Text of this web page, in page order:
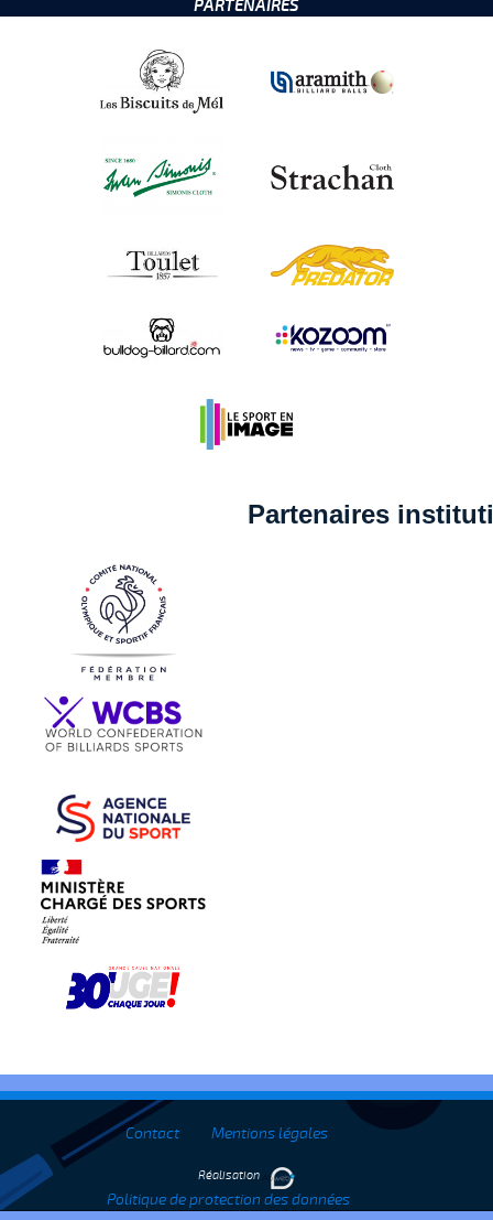
PARTENAIRES
Partenaires
Contact Mentions légales
Politique de protection des données
Réalisation